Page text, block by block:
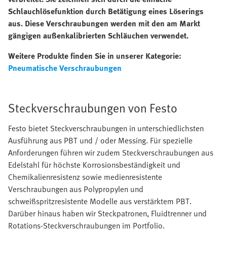
Schlauchlösefunktion durch Betätigung eines Löserings
aus. Diese Verschraubungen werden mit den am Markt
gängigen außenkalibrierten Schläuchen verwendet.
Weitere Produkte finden Sie in unserer Kategorie:
Pneumatische Verschraubungen
Steckverschraubungen von Festo
Festo bietet Steckverschraubungen in unterschiedlichsten
Ausführung aus PBT und / oder Messing. Für spezielle
Anforderungen führen wir zudem Steckverschraubungen aus
Edelstahl für höchste Korrosionsbeständigkeit und
Chemikalienresistenz sowie medienresistente
Verschraubungen aus Polypropylen und
schweißspritzresistente Modelle aus verstärktem PBT.
Darüber hinaus haben wir Steckpatronen, Fluidtrenner und
Rotations-Steckverschraubungen im Portfolio.